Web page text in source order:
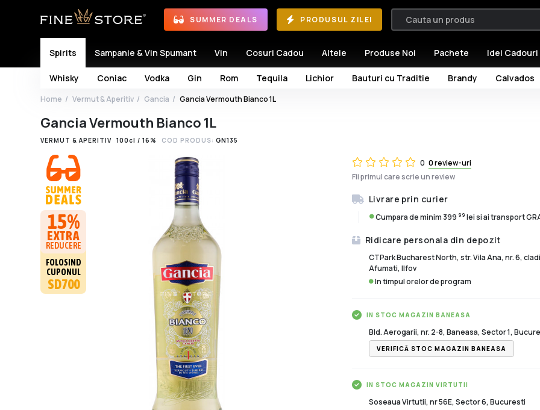
SUMMER DEALS PRODUSUL ZILEI
Spirits
Whisky Coniac Vodka Gin Rom Tequila Lichior Bauturi cu Traditie Brandy Calvados
Sampanie & Vin Spumant Vin Cosuri Cadou Altele Produse Noi Pachete Idei Cadouri
Home Vermut & Aperitiv Gancia Gancia Vermouth Bianco 1L
Gancia Vermouth Bianco 1L
VERMUT & APERITIV 100cl / 16% COD PRODUS: GN135
15%
EXTRA
REDUCERE
FOLOSIND
CUPONUL
SD700
0 0 review-uri
Fii primul care scrie un review
Livrare prin curier
Cumpara de minim 399 99 lei si ai transport
Ridicare personala din depozit
CTPark Bucharest North, str. Vila Ana, nr. 6,
Afumati, Ilfov
In timpul orelor de program
IN STOC MAGAZIN BANEASA
Bld. Aerogarii, nr. 2-8, Baneasa, Sector 1,
VERIFICĂ STOC MAGAZIN BANEASA
IN STOC MAGAZIN VIRTUTII
Soseaua Virtutii, nr 56E, Sector 6, Bucuresti